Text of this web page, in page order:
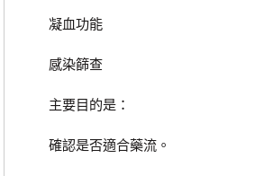
凝血功能
感染篩查
主要目的是：
確認是否適合藥流。